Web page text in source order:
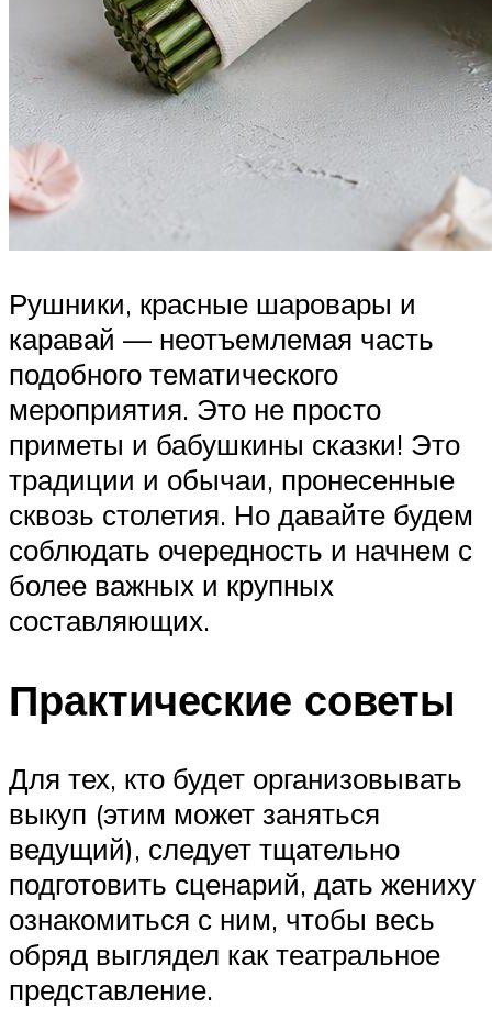
Рушники, красные шаровары и
каравай — неотъемлемая часть
подобного тематического
мероприятия. Это не просто
приметы и бабушкины сказки! Это
традиции и обычаи, пронесенные
сквозь столетия. Но давайте будем
соблюдать очередность и начнем с
более важных и крупных
составляющих.
Практические советы
Для тех, кто будет организовывать
выкуп (этим может заняться
ведущий), следует тщательно
подготовить сценарий, дать жениху
ознакомиться с ним, чтобы весь
обряд выглядел как театральное
представление.